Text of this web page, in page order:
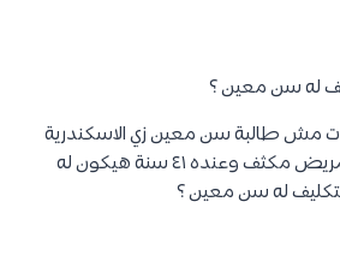
له سن معين ؟
مش طالبة سن معين زي الاسكندرية
طيب لو واحد دخل تمريض مكثف وعنده ٤١ سنة هيكون له
له سن معين ؟